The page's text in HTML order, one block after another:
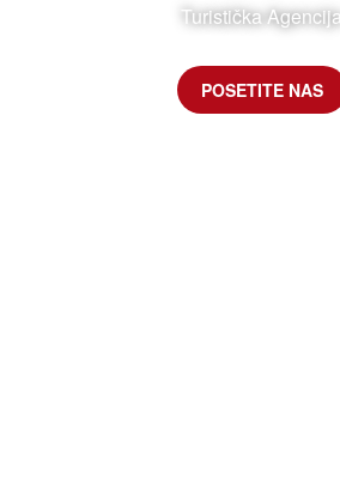
Turistička
POSETITE NAS